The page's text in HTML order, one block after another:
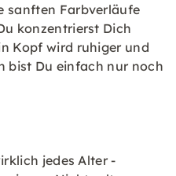
sanften Farbverläufe
konzentrierst Dich
Kopf wird ruhiger und
bist Du einfach nur noch
jedes Alter -